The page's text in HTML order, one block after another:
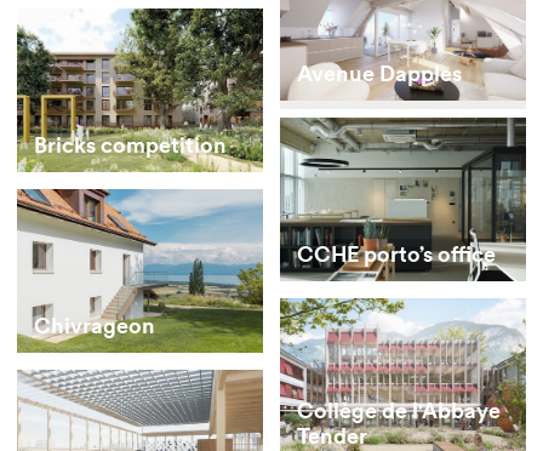
Avenue Dapples
Bricks competition
CCHE porto’s office
Chivrageon
Collège de l'Abbaye
Tender